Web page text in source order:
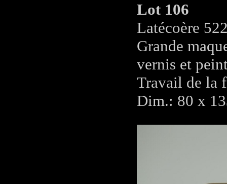
Lot 106
Latécoère
Grande
vernis et
Travail de la
Dim.: 80 x